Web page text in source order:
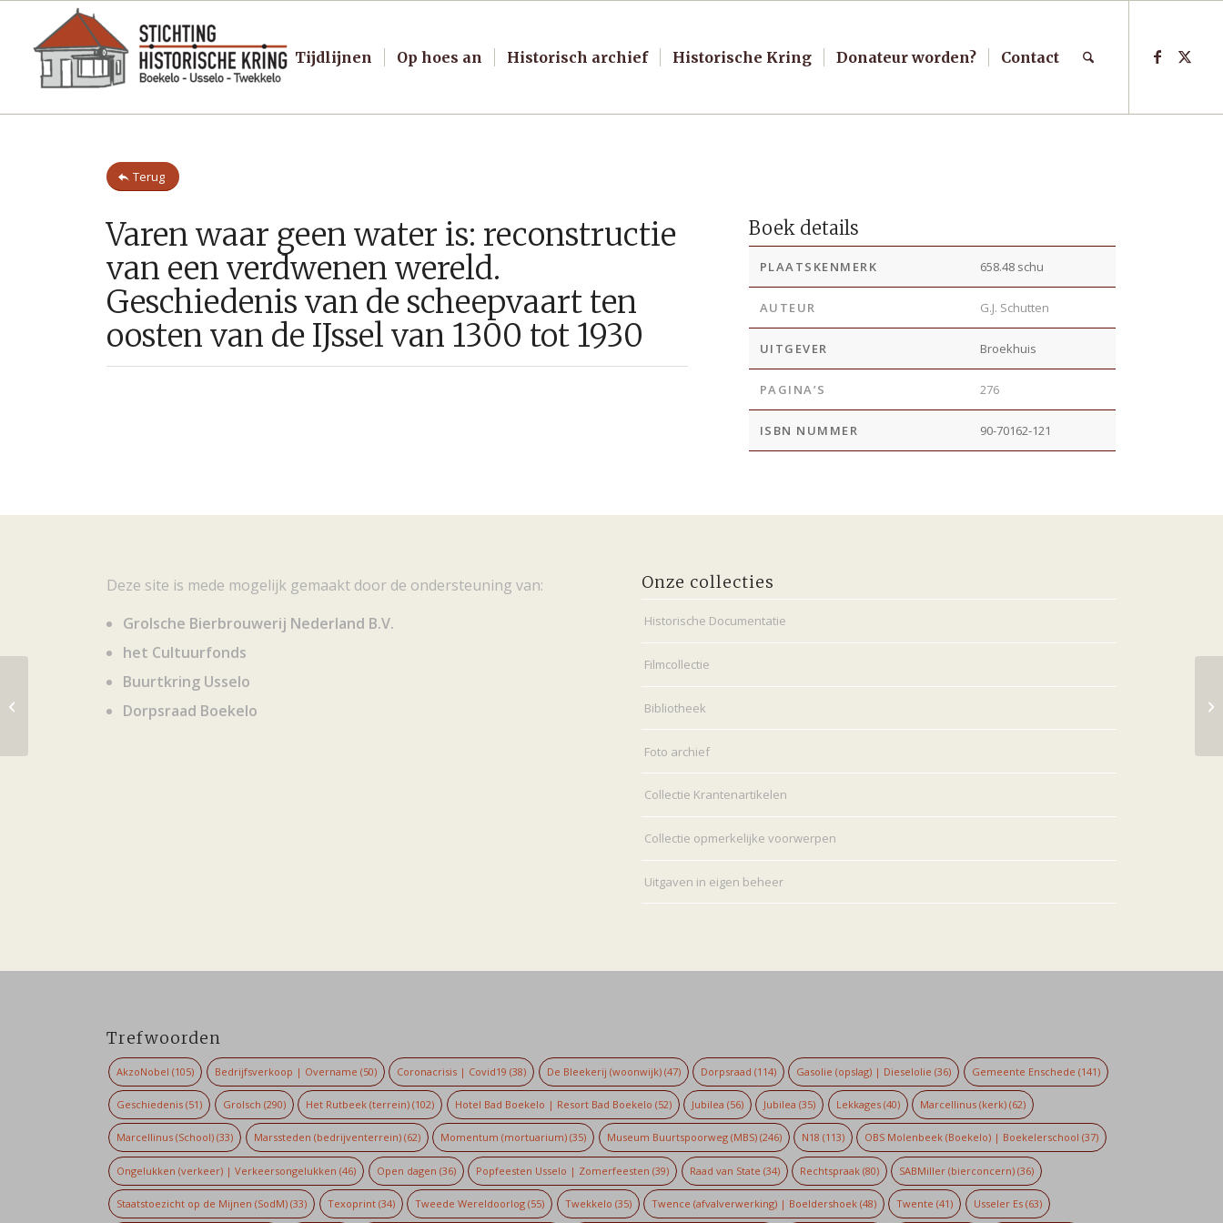
Tijdlijnen Op hoes an Historisch archief Historische Kring Donateur worden? Contact
Terug
Varen waar geen water is: reconstructie
van een verdwenen wereld.
Geschiedenis van de scheepvaart ten
oosten van de IJssel van 1300 tot 1930
Boek details
PLAATSKENMERK 658.48 schu
AUTEUR G.J. Schutten
UITGEVER Broekhuis
PAGINA’S 276
ISBN NUMMER 90-70162-121
Deze site is mede mogelijk gemaakt door de ondersteuning van:
Grolsche Bierbrouwerij Nederland B.V.
het Cultuurfonds
Buurtkring Usselo
Dorpsraad Boekelo
Onze collecties
Historische Documentatie
Filmcollectie
Bibliotheek
Foto archief
Collectie Krantenartikelen
Collectie opmerkelijke voorwerpen
Uitgaven in eigen beheer
Trefwoorden
AkzoNobel (105) Bedrijfsverkoop | Overname (50) Coronacrisis | Covid19 (38) De Bleekerij (woonwijk)(47) Dorpsraad (114) Gasolie (opslag) | Dieselolie (36) Gemeente Enschede (141)
Geschiedenis (51) Grolsch (290) Het Rutbeek (terrein) (102) Hotel Bad Boekelo | Resort Bad Boekelo (52) Jubilea (56) Jubilea (35) Lekkages(40) Marcellinus (kerk) (62)
Marcellinus (School) (33) Marssteden (bedrijventerrein)(62) Momentum (mortuarium) (35) Museum Buurtspoorweg (MBS)(246) N18 (113) OBS Molenbeek (Boekelo) | Boekelerschool (37)
Ongelukken (verkeer) | Verkeersongelukken (46) Open dagen (36) Popfeesten Usselo | Zomerfeesten (39) Raad van State (34) Rechtspraak(80) SABMiller (bierconcern) (36)
Staatstoezicht op de Mijnen (SodM) (33) Texoprint(34) Tweede Wereldoorlog (55) Twekkelo (35) Twence (afvalverwerking) | Boeldershoek(48) Twente (41) Usseler Es(63)
Oude erven rond Enschede